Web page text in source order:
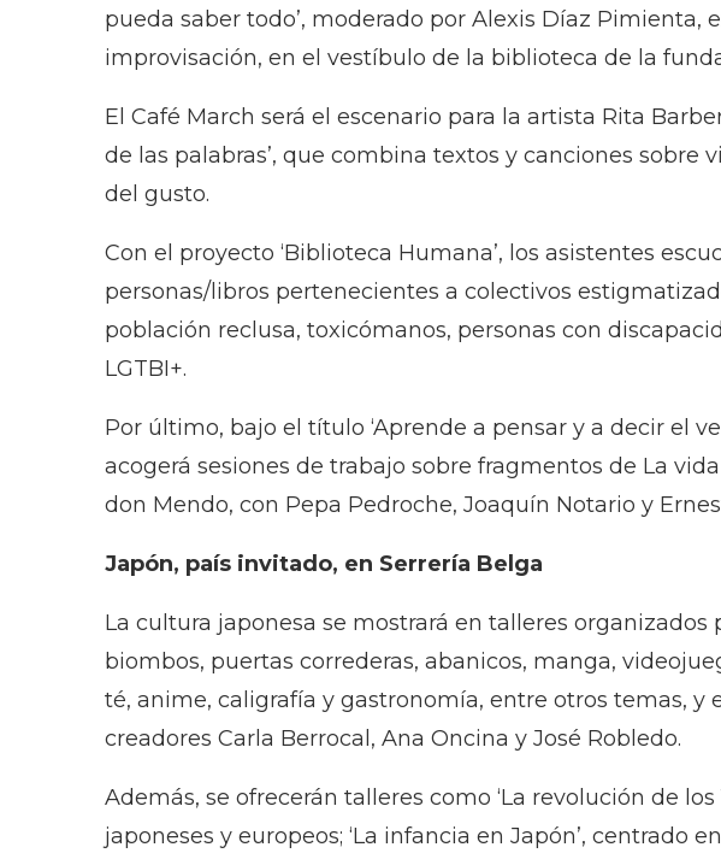
pueda saber todo’, moderado por Alexis Díaz Pimienta,
improvisación, en el vestíbulo de la biblioteca de la
El Café March será el escenario para la artista Rita
de las palabras’, que combina textos y canciones sobre
del gusto.
Con el proyecto ‘Biblioteca Humana’, los asistentes
personas/libros pertenecientes a colectivos
población reclusa, toxicómanos, personas con
LGTBI+.
Por último, bajo el título ‘Aprende a pensar y a decir el
acogerá sesiones de trabajo sobre fragmentos de La
don Mendo, con Pepa Pedroche, Joaquín Notario y
Japón, país invitado, en Serrería Belga
La cultura japonesa se mostrará en talleres organizados
biombos, puertas correderas, abanicos, manga,
té, anime, caligrafía y gastronomía, entre otros temas, y
creadores Carla Berrocal, Ana Oncina y José Robledo.
Además, se ofrecerán talleres como ‘La revolución de los
japoneses y europeos; ‘La infancia en Japón’, centrado